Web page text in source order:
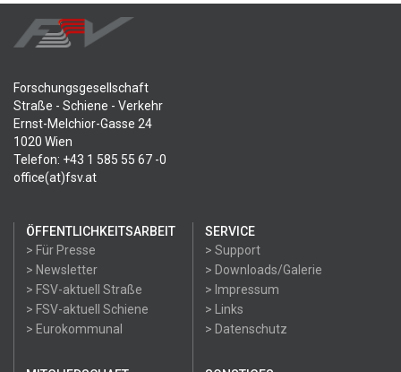
Forschungsgesellschaft
Straße - Schiene - Verkehr
Ernst-Melchior-Gasse 24
1020 Wien
Telefon: +43 1 585 55 67 -0
office(at)fsv.at
ÖFFENTLICHKEITSARBEIT
> Für Presse
> Newsletter
> FSV-aktuell Straße
> FSV-aktuell Schiene
> Eurokommunal
SERVICE
> Support
> Downloads/Galerie
> Impressum
> Links
> Datenschutz